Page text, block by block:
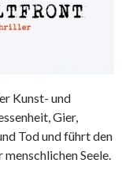
Kunst- und
Gier,
Tod und führt den
Seele.